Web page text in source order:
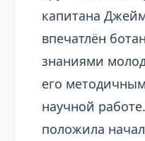
капитана
впечатлён
знаниями
его
научной
положила